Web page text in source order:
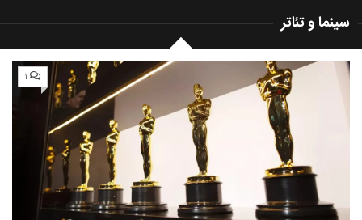
سبک زندگی
زیبایی و آرایش
شیک پوشی
دکوراسیون و چیدمان
رستوران گردی
آشپزی
سینما و تئاتر
۱